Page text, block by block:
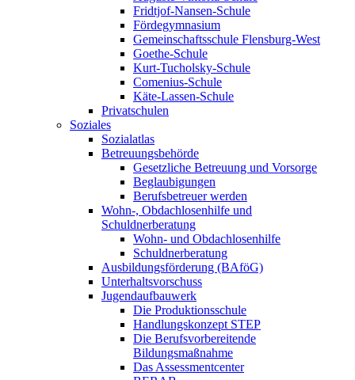
Fridtjof-Nansen-Schule
Fördegymnasium
Gemeinschaftsschule Flensburg-West
Goethe-Schule
Kurt-Tucholsky-Schule
Comenius-Schule
Käte-Lassen-Schule
Privatschulen
Soziales
Sozialatlas
Betreuungsbehörde
Gesetzliche Betreuung und Vorsorge
Beglaubigungen
Berufsbetreuer werden
Wohn-, Obdachlosenhilfe und
Schuldnerberatung
Wohn- und Obdachlosenhilfe
Schuldnerberatung
Ausbildungsförderung (BAföG)
Unterhaltsvorschuss
Jugendaufbauwerk
Die Produktionsschule
Handlungskonzept STEP
Die Berufsvorbereitende
Bildungsmaßnahme
Das Assessmentcenter